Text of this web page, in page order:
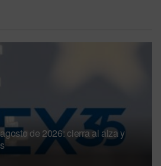
de 2026: cierra al alza y